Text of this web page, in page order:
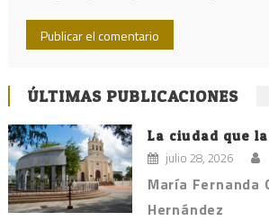
ÚLTIMAS PUBLICACIONES
La ciudad que
julio 28, 2026
María Fernanda
Hernández